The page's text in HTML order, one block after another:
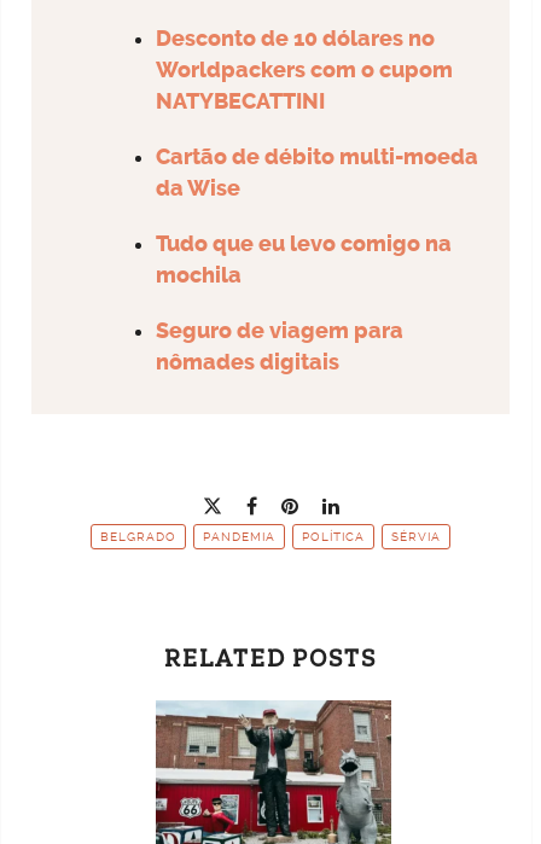
Desconto de 10 dólares no
Worldpackers com o cupom
NATYBECATTINI
Cartão de débito multi-moeda
da Wise
Tudo que eu levo comigo na
mochila
Seguro de viagem para
nômades digitais
BELGRADO PANDEMIA POLÍTICA SÉRVIA
RELATED POSTS